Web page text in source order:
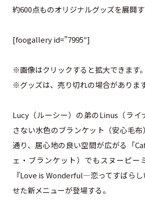
約600点ものオリジナルグッズを展開す
[foogallery id=”7995″]
※画像はクリックすると拡大できます。
※グッズは、売り切れの場合があります
Lucy（ルーシー）の弟のLinus（ライ
さない水色のブランケット（安心毛
通り、居心地の良い空間が広がる「
ェ・ブランケット）でもスヌーピー
『Love is Wonderful―恋ってすばら
せた新メニューが登場する。